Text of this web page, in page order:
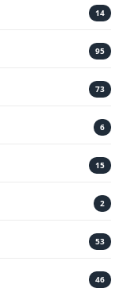
14
95
73
6
15
2
53
46